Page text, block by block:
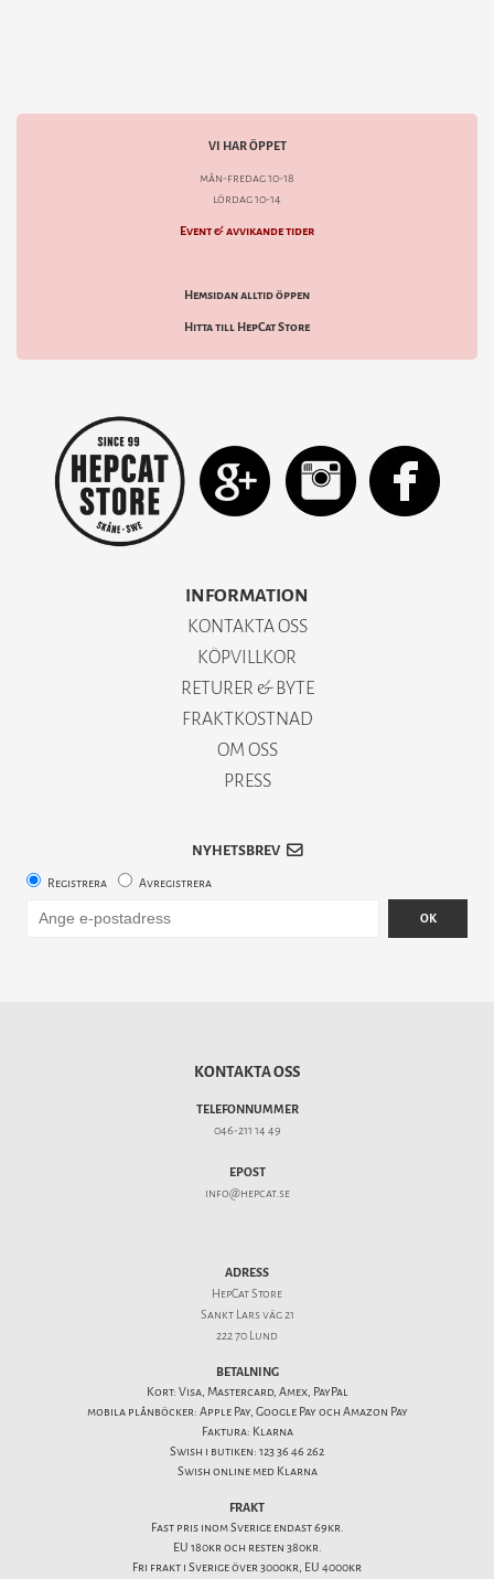
VI HAR ÖPPET
mån-fredag 10-18
lördag 10-14
Event & avvikande tider
Hemsidan alltid öppen
Hitta till HepCat Store
INFORMATION
KONTAKTA OSS
KÖPVILLKOR
RETURER & BYTE
FRAKTKOSTNAD
OM OSS
PRESS
NYHETSBREV
Registrera Avregistrera
OK
KONTAKTA OSS
TELEFONNUMMER
046-211 14 49
EPOST
info@hepcat.se
ADRESS
HepCat Store
Sankt Lars väg 21
222 70 Lund
BETALNING
Kort: Visa, Mastercard, Amex, PayPal
mobila plånböcker: Apple Pay, Google Pay och Amazon Pay
Faktura: Klarna
Swish i butiken: 123 36 46 262
Swish online med Klarna
FRAKT
Fast pris inom Sverige endast 69kr.
EU 180kr och resten 380kr.
Fri frakt i Sverige över 3000kr, EU 4000kr